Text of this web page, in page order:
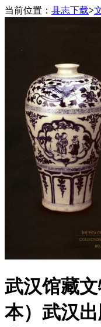
当前位置： 县志下载>
武汉馆藏
本）武汉